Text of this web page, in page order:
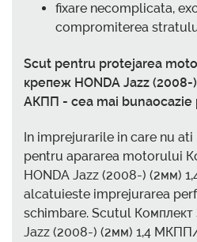
fixare necomplicata,
compromiterea
Scut pentru protejarea
крепеж HONDA Jazz
АКПП - cea mai bunaocazie
In imprejurarile in care nu
pentru apararea motorului
HONDA Jazz (2008-) (2мм)
alcatuieste imprejurarea
schimbare. Scutul Комплект
Jazz (2008-) (2мм) 1,4